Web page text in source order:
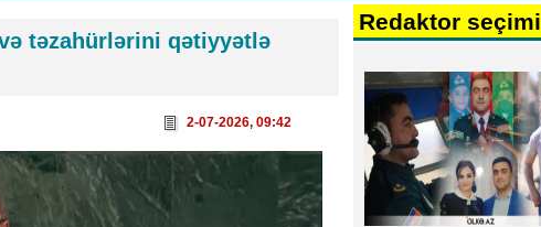
təzahürlərini qətiyyətlə
2-07-2026, 09:42
Redaktor seçimi